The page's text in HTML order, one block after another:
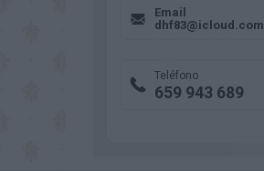
Email
dhf83@icloud.com
Teléfono
659 943 689